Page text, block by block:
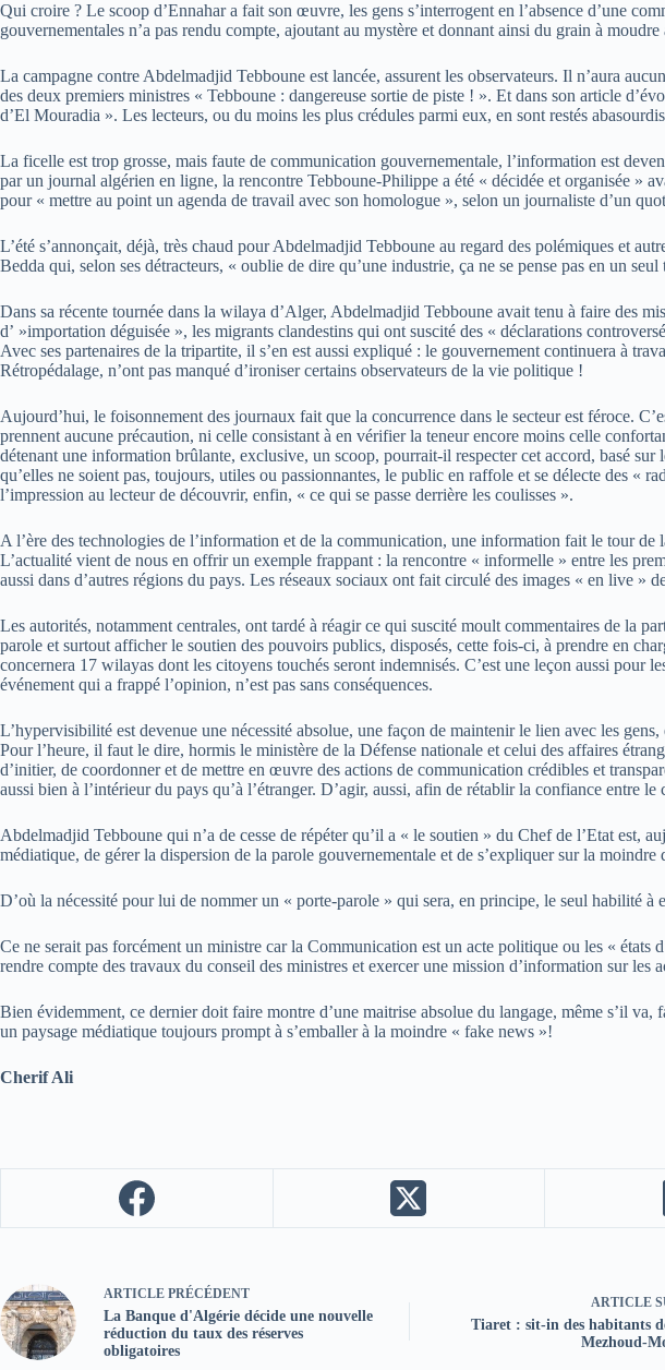
Qui croire ? Le scoop d’Ennahar a fait son œuvre, les gens s’interrogent en l’absence d’une
gouvernementales n’a pas rendu compte, ajoutant au mystère et donnant ainsi du grain à
La campagne contre Abdelmadjid Tebboune est lancée, assurent les observateurs. Il n’aura
des deux premiers ministres « Tebboune : dangereuse sortie de piste ! ». Et dans son article
d’El Mouradia ». Les lecteurs, ou du moins les plus crédules parmi eux, en sont restés
La ficelle est trop grosse, mais faute de communication gouvernementale, l’information est
par un journal algérien en ligne, la rencontre Tebboune-Philippe a été « décidée et organisée »
pour « mettre au point un agenda de travail avec son homologue », selon un journaliste d’un
L’été s’annonçait, déjà, très chaud pour Abdelmadjid Tebboune au regard des polémiques et
Bedda qui, selon ses détracteurs, « oublie de dire qu’une industrie, ça ne se pense pas en un
Dans sa récente tournée dans la wilaya d’Alger, Abdelmadjid Tebboune avait tenu à faire des
d’ »importation déguisée », les migrants clandestins qui ont suscité des « déclarations
Avec ses partenaires de la tripartite, il s’en est aussi expliqué : le gouvernement continuera à
Rétropédalage, n’ont pas manqué d’ironiser certains observateurs de la vie politique !
Aujourd’hui, le foisonnement des journaux fait que la concurrence dans le secteur est féroce.
prennent aucune précaution, ni celle consistant à en vérifier la teneur encore moins celle
détenant une information brûlante, exclusive, un scoop, pourrait-il respecter cet accord, basé
qu’elles ne soient pas, toujours, utiles ou passionnantes, le public en raffole et se délecte des «
l’impression au lecteur de découvrir, enfin, « ce qui se passe derrière les coulisses ».
A l’ère des technologies de l’information et de la communication, une information fait le tour
L’actualité vient de nous en offrir un exemple frappant : la rencontre « informelle » entre les
aussi dans d’autres régions du pays. Les réseaux sociaux ont fait circulé des images « en live »
Les autorités, notamment centrales, ont tardé à réagir ce qui suscité moult commentaires de la
parole et surtout afficher le soutien des pouvoirs publics, disposés, cette fois-ci, à prendre en
concernera 17 wilayas dont les citoyens touchés seront indemnisés. C’est une leçon aussi
événement qui a frappé l’opinion, n’est pas sans conséquences.
L’hypervisibilité est devenue une nécessité absolue, une façon de maintenir le lien avec les
Pour l’heure, il faut le dire, hormis le ministère de la Défense nationale et celui des affaires
d’initier, de coordonner et de mettre en œuvre des actions de communication crédibles et
aussi bien à l’intérieur du pays qu’à l’étranger. D’agir, aussi, afin de rétablir la confiance entre
Abdelmadjid Tebboune qui n’a de cesse de répéter qu’il a « le soutien » du Chef de l’Etat est,
médiatique, de gérer la dispersion de la parole gouvernementale et de s’expliquer sur la moindre
D’où la nécessité pour lui de nommer un « porte-parole » qui sera, en principe, le seul habilité à
Ce ne serait pas forcément un ministre car la Communication est un acte politique ou les « états
rendre compte des travaux du conseil des ministres et exercer une mission d’information sur
Bien évidemment, ce dernier doit faire montre d’une maitrise absolue du langage, même s’il
un paysage médiatique toujours prompt à s’emballer à la moindre « fake news »!
Cherif Ali
ARTICLE PRÉCÉDENT
La Banque d'Algérie décide une nouvelle
réduction du taux des réserves
obligatoires
ARTICLE
Tiaret : sit-in des habitants
Mezhoud-